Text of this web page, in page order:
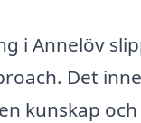
i Annelöv
Det
kunskap